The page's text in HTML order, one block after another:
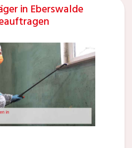
in Eberswalde